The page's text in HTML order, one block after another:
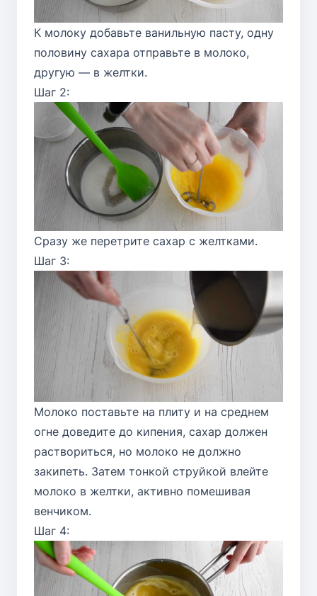
К молоку добавьте ванильную пасту, одну
половину сахара отправьте в молоко,
другую — в желтки.
Шаг 2:
Сразу же перетрите сахар с желтками.
Шаг 3:
Молоко поставьте на плиту и на среднем
огне доведите до кипения, сахар должен
раствориться, но молоко не должно
закипеть. Затем тонкой струйкой влейте
молоко в желтки, активно помешивая
венчиком.
Шаг 4: